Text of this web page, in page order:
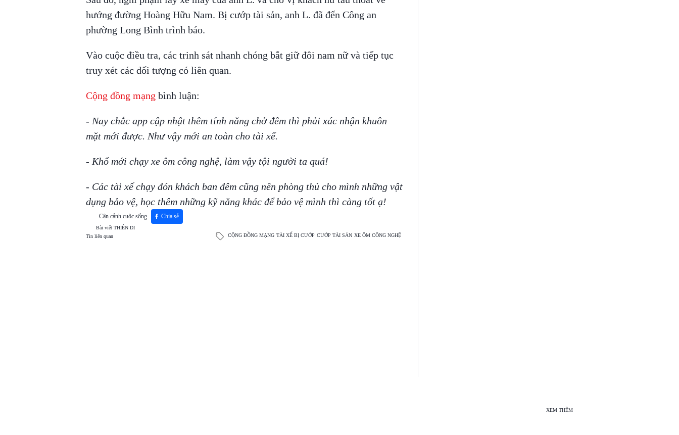
hướng đường Hoàng Hữu Nam. Bị cướp tài sản, anh L. đã đến Công an
phường Long Bình trình báo.
Vào cuộc điều tra, các trinh sát nhanh chóng bắt giữ đôi nam nữ và tiếp tục
truy xét các đối tượng có liên quan.
Cộng đồng mạng bình luận:
- Nay chắc app cập nhật thêm tính năng chở đêm thì phải xác nhận khuôn
mặt mới được. Như vậy mới an toàn cho tài xế.
- Khổ mới chạy xe ôm công nghệ, làm vậy tội người ta quá!
- Các tài xế chạy đón khách ban đêm cũng nên phòng thủ cho mình những vật
dụng bảo vệ, học thêm những kỹ năng khác để bảo vệ mình thì càng tốt ạ!
Cận cảnh cuộc sống Chia sẻ
Bài viết THIÊN DI
Tin liên quan
CỘNG ĐỒNG MẠNG TÀI XẾ BỊ CƯỚP CƯỚP TÀI SẢN XE ÔM CÔNG NGHỆ
XEM THÊM